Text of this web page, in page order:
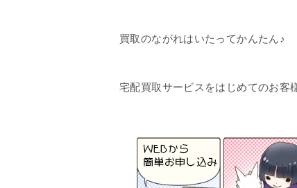
買取のながれはいたってかんたん♪
宅配買取サービスをはじめてのお